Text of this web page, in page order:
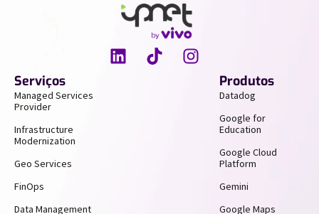
Serviços
Managed Services
Provider
Infrastructure
Modernization
Geo Services
FinOps
Data Management
Produtos
Datadog
Google for
Education
Google Cloud
Platform
Gemini
Google Maps